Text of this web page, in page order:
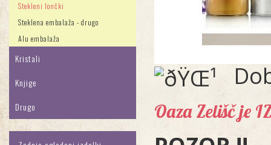
Stekleni lončki
Steklena embalaža - drugo
Alu embalaža
Kristali
Knjige
Drugo
Oaza Zelišč je